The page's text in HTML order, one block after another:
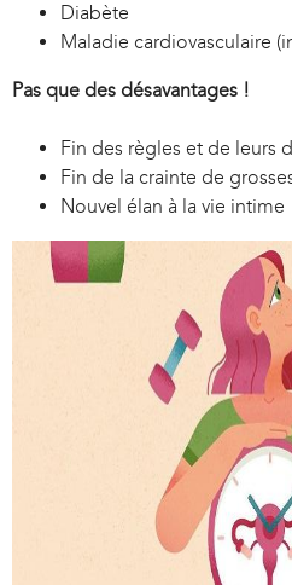
Diabète
Maladie cardiovasculaire
Pas que des désavantages !
Fin des règles et de leurs
Fin de la crainte de
Nouvel élan à la vie intime